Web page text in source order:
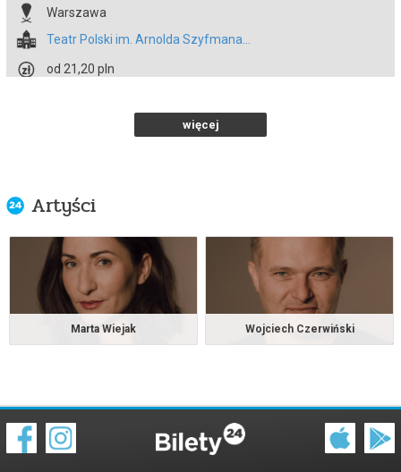
Warszawa
Teatr Polski im. Arnolda Szyfmana...
od 21,20 pln
kup bilet
02.10.2026 , g. 12:00
Teatr Polski im. Arnolda Szyfmana...
Warszawa
Teatr Polski im. Arnolda Szyfmana...
więcej
Artyści
Marta Wiejak Wojciech Czerwiński